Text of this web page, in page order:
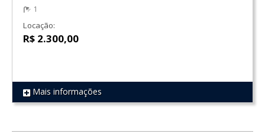
REF 1255
1
Locação:
R$ 2.300,00
Mais informações